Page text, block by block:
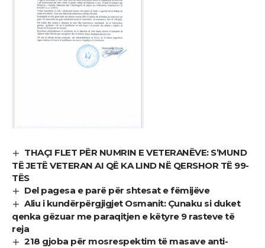
THAÇI FLET PËR NUMRIN E VETERANËVE: S’MUND
TË JETË VETERAN AI QË KA LIND NË QERSHOR TË 99-
TËS
Del pagesa e parë për shtesat e fëmijëve
Aliu i kundërpërgjigjet Osmanit: Çunaku si duket
qenka gëzuar me paraqitjen e këtyre 9 rasteve të
reja
218 gjoba për mosrespektim të masave anti-